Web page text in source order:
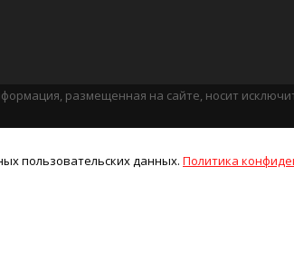
размещенная на сайте, носит
пользовательских данных. Политика